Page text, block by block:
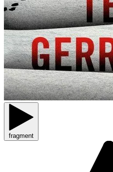
fragment